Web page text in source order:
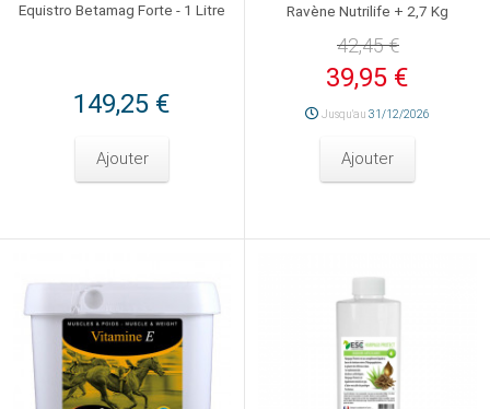
Equistro Betamag Forte - 1 Litre
149,25 €
Ajouter
Ravène Nutrilife + 2,7 Kg
42,45 €
39,95 €
Jusqu'au 31/12/2026
Ajouter